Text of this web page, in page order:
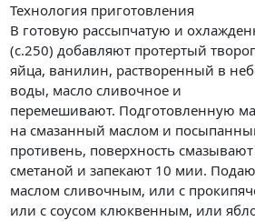
Технология приготовления
В готовую рассыпчатую и
(с.250) добавляют протертый
яйца, ванилин, растворенный в
воды, масло сливочное и
перемешивают. Подготовленную
на смазанный маслом и
противень, поверхность
сметаной и запекают 10 мии.
маслом сливочным, или с
или с соусом клюквенным, или